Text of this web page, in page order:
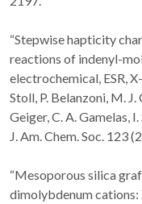
“Stepwise hapticity
reactions of indenyl-
electrochemical, ESR,
Stoll, P. Belanzoni, M. J.
Geiger, C. A. Gamelas, I.
J. Am. Chem. Soc. 123
“Mesoporous silica
dimolybdenum